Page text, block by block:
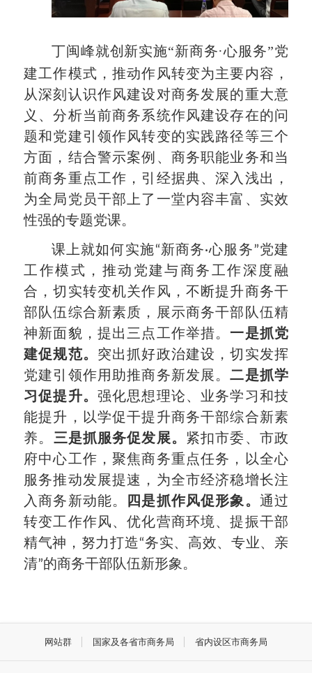
丁闽峰就创新实施“新商务·心服务”党
建工作模式，推动作风转变为主要内容，
从深刻认识作风建设对商务发展的重大意
义、分析当前商务系统作风建设存在的问
题和党建引领作风转变的实践路径等三个
方面，结合警示案例、商务职能业务和当
前商务重点工作，引经据典、深入浅出，
为全局党员干部上了一堂内容丰富、实效
性强的专题党课。
课上就如何实施“新商务·心服务”党建
工作模式，推动党建与商务工作深度融
合，切实转变机关作风，不断提升商务干
部队伍综合新素质，展示商务干部队伍精
神新面貌，提出三点工作举措。 一是抓党
建促规范。 突出抓好政治建设，切实发挥
党建引领作用助推商务新发展。二是抓学
习促提升。 强化思想理论、业务学习和技
能提升，以学促干提升商务干部综合新素
养。 三是抓服务促发展。
紧扣市委、市政
府中心工作，聚焦商务重点任务，以全心
服务推动发展提速，为全市经济稳增长注
入商务新动能。
四是抓作风促形象。 通过
转变工作作风、优化营商环境、提振干部
精气神，努力打造“务实、高效、专业、亲
清”的商务干部队伍新形象。
网站群 国家及各省市商务局 省内设区市商务局